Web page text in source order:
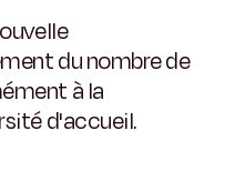
du nombre de
à la
d'accueil.